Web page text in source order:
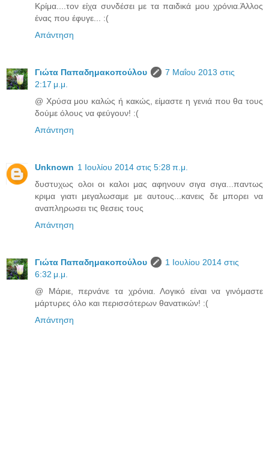
Κρίμα....τον είχα συνδέσει με τα παιδικά μου χρόνια.Άλλος
ένας που έφυγε... :(
Απάντηση
Γιώτα Παπαδημακοπούλου
7 Μαΐου 2013 στις
2:17 μ.μ.
@ Χρύσα μου καλώς ή κακώς, είμαστε η γενιά που θα τους
δούμε όλους να φεύγουν! :(
Απάντηση
Unknown 1 Ιουλίου 2014 στις 5:28 π.μ.
δυστυχως ολοι οι καλοι μας αφηνουν σιγα σιγα...παντως
κριμα γιατι μεγαλωσαμε με αυτους...κανεις δε μπορει να
αναπληρωσει τις θεσεις τους
Απάντηση
Γιώτα Παπαδημακοπούλου
1 Ιουλίου 2014 στις
6:32 μ.μ.
@ Μάριε, περνάνε τα χρόνια. Λογικό είναι να γινόμαστε
μάρτυρες όλο και περισσότερων θανατικών! :(
Απάντηση